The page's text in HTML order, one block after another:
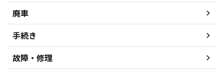
廃車
手続き
故障・修理